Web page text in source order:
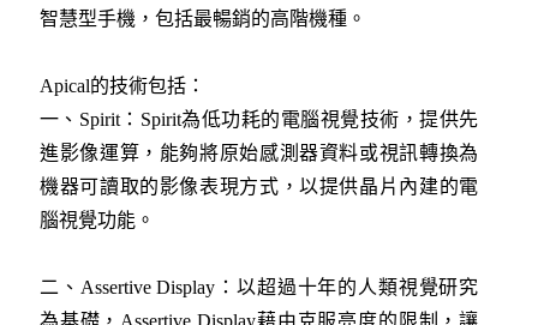
智慧型手機，包括最暢銷的高階機種。
Apical的技術包括：
一、Spirit：Spirit為低功耗的電腦視覺技術，提供先
進影像運算，能夠將原始感測器資料或視訊轉換為
機器可讀取的影像表現方式，以提供晶片內建的電
腦視覺功能。
二、Assertive Display：以超過十年的人類視覺研究
為基礎，Assertive Display藉由克服亮度的限制，讓